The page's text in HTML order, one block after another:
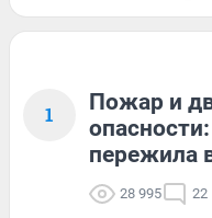
1
Пожар и
пережила
28 995 22